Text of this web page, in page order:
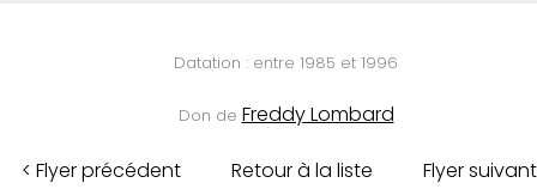
Datation : entre 1985 et 1996
Don de Freddy Lombard
< Flyer précédent Retour à la liste Flyer